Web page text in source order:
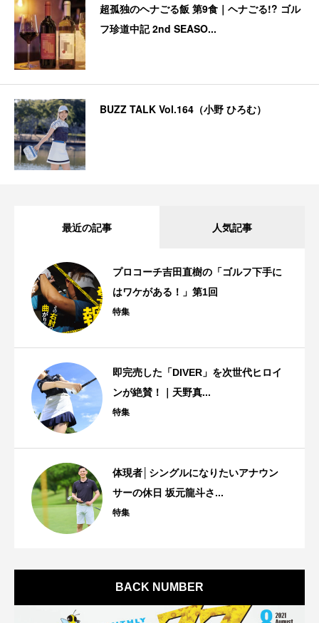
超孤独のヘナごる飯 第9食｜ヘナごる!? ゴル
フ珍道中記 2nd SEASO...
BUZZ TALK Vol.164（小野 ひろむ）
最近の記事 人気記事
プロコーチ吉田直樹の「ゴルフ下手に
はワケがある！」第1回
特集
即完売した「DIVER」を次世代ヒロイ
ンが絶賛！｜天野真...
特集
体現者│シングルになりたいアナウン
サーの休日 坂元龍斗さ...
特集
BACK NUMBER